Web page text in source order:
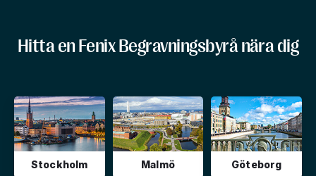
Hitta en Fenix Begravningsbyrå nära dig
Stockholm Malmö Göteborg